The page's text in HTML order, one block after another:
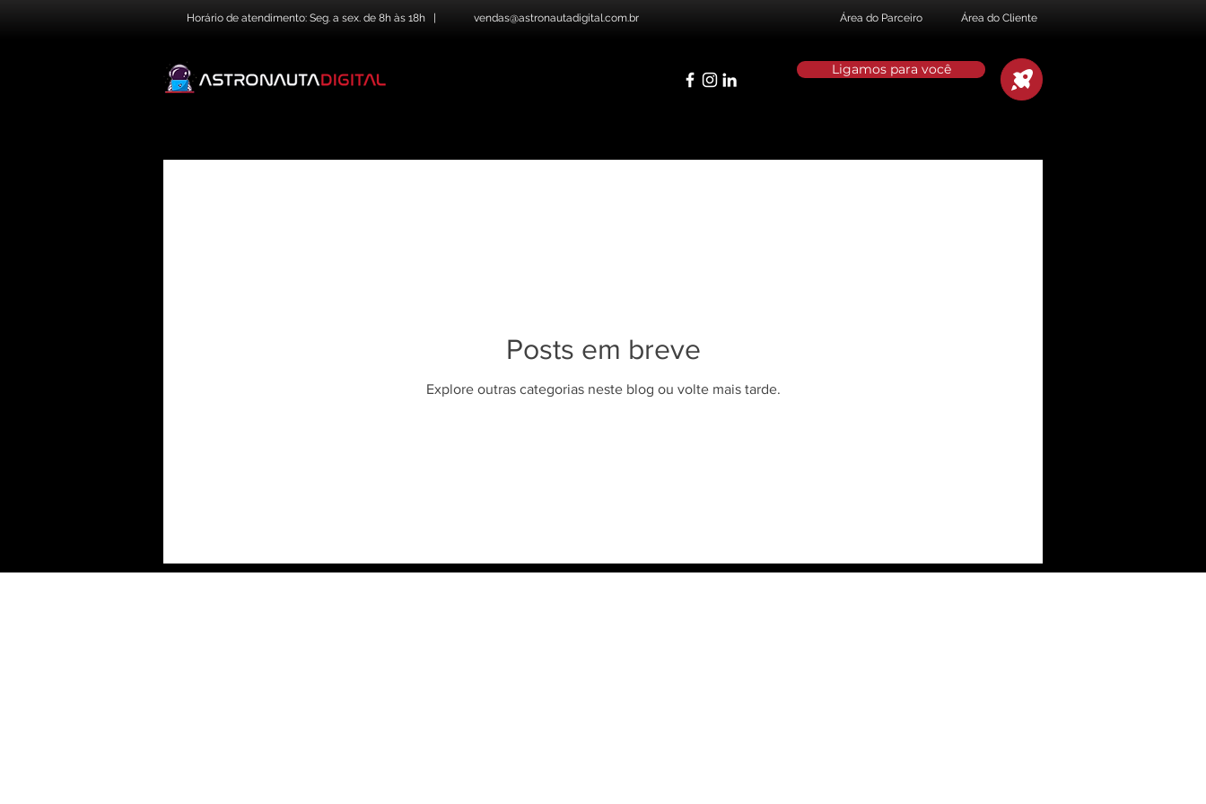
Horário de atendimento: Seg. a sex. de 8h às 18h | vendas@astronautadigital.com.br Área do Parceiro Área do Cliente
Ligamos para você
Posts em breve
Explore outras categorias neste blog ou volte mais tarde.